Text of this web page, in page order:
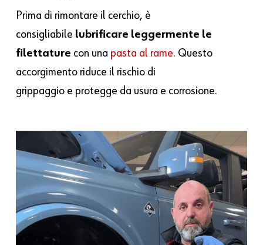
Prima di rimontare il cerchio, è
consigliabile lubrificare leggermente le
filettature con una pasta al rame. Questo
accorgimento riduce il rischio di
grippaggio e protegge da usura e corrosione.